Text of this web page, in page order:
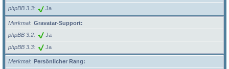
phpBB 3.3 Ja
Merkmal
Gravatar-Support:
phpBB 3.2
Ja
phpBB 3.3 Ja
Merkmal
Persönlicher Rang: